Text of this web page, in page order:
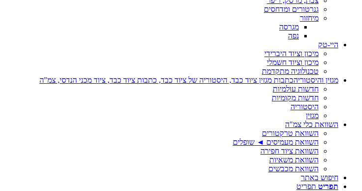
גנרטורים ומדחסים
מיחזור
מגרסה
נפה
היי-טק
מיכון וציוד היברידי
מיכון וציוד חשמלי
טכנולוגיה מתקדמת
מגזין והיסטוריהכתבות מגזין ציוד כבד, היסטוריה של ציוד כבד, כתבות ציוד כבד, ציוד מכני הנדסי, צמ"ה
חדשות עולמיות
חדשות מקומיות
היסטוריה
מגזין
השוואת כלי צמ"ה
השוואת טרקטורים
השוואת מעמיסים ◄ שופלים
השוואת ציוד חפירה
השוואת משאיות
השוואת מכבשים
חיפוש באתר
תפריט תפריט